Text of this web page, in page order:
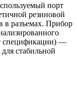
порт
резиновой
в разъемах. Прибор
спецификации) —
стабильной